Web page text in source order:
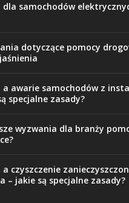
dla samochodów
dotyczące pomocy
a awarie samochodów z
specjalne zasady?
wyzwania dla branży
czyszczenie
– jakie są specjalne zasady?